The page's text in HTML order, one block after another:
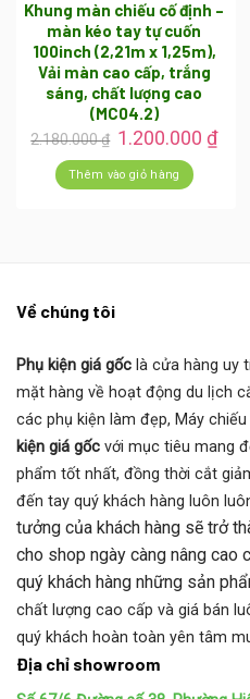
Khung màn chiếu cố định –
màn kéo tay tự cuốn
100inch (2,21m x 1,25m),
Vải màn cao cấp, trắng
sáng, chất lượng cao
(MC04.2)
2.180.000₫ Giá
gốc
là:
2.180.000 ₫.
1.200.000₫Giá
hiện
Thêm vào giỏ hàng
Về chúng tôi
Phụ kiện giá gốc là cửa hàng uy
mặt hàng về hoạt động du lịch
các phụ kiện làm đẹp, Máy
kiện giá gốc với mục tiêu mang
phẩm tốt nhất, đồng thời cắt
đến tay quý khách hàng luôn
tưởng của khách hàng sẽ trở
cho shop ngày càng nâng cao
quý khách hàng những sản
chất lượng cao cấp và giá bán
quý khách hoàn toàn yên tâm
Địa chỉ showroom